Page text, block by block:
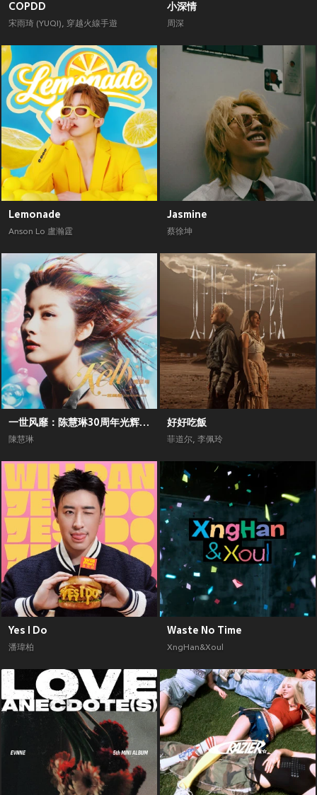
COPDD
宋雨琦 (YUQI), 穿越火線手遊
小深情
周深
Lemonade
Anson Lo 盧瀚霆
Jasmine
蔡徐坤
一世风靡：陈慧琳30周年光辉全纪录
陳慧琳
好好吃飯
菲道尔, 李佩玲
Yes I Do
潘瑋柏
Waste No Time
XngHan&Xoul